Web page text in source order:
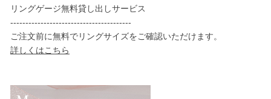
リングゲージ無料貸し出しサービス
----------------------------------------
ご注文前に無料でリングサイズをご確認いただけます。
詳しくはこちら